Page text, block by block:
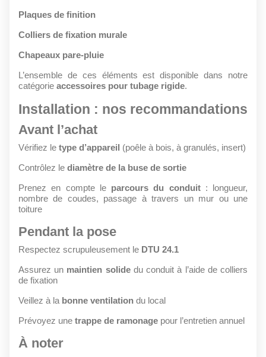
Plaques de finition
Colliers de fixation murale
Chapeaux pare-pluie
L’ensemble de ces éléments est disponible dans notre
catégorie accessoires pour tubage rigide.
Installation : nos recommandations
Avant l’achat
Vérifiez le type d’appareil (poêle à bois, à granulés, insert)
Contrôlez le diamètre de la buse de sortie
Prenez en compte le parcours du conduit: longueur,
nombre de coudes, passage à travers un mur ou une
toiture
Pendant la pose
Respectez scrupuleusement le DTU 24.1
Assurez un maintien solidedu conduit à l’aide de colliers
de fixation
Veillez à la bonne ventilation du local
Prévoyez une trappe de ramonage pour l’entretien annuel
À noter